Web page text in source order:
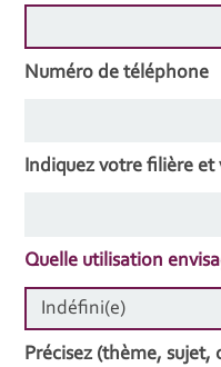
Numéro de téléphone
Indiquez votre filière
Quelle utilisation
Précisez (thème, sujet,